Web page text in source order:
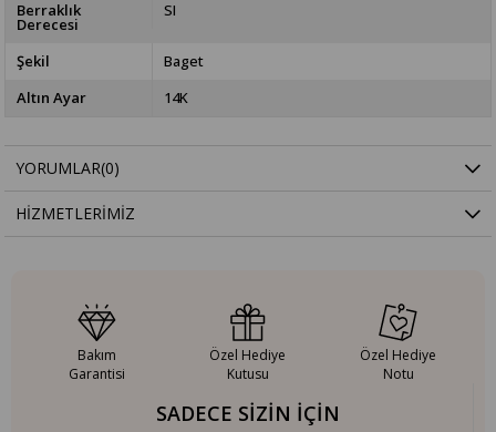
Berraklık
Derecesi
SI
Şekil
Baget
Altın Ayar
14K
YORUMLAR(0)
HIZMETLERIMIZ
SADECE SİZİN İÇİN
Bakım
Garantisi
Özel Hediye
Kutusu
Özel Hediye
Notu